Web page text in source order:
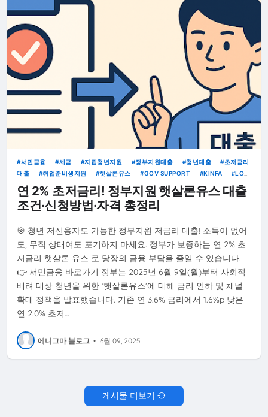
서민금융 세금 자립청년지원 정부지원대출 청년대출
초저금리
대출
취업준비생지원 햇살론유스 GOV SUPPORT KINFA
LOW
INTEREST
YOUTH LOAN
연 2% 초저금리! 정부지원 햇살론유스 대출
조건·신청방법·자격 총정리
🎯 청년 저신용자도 가능한 정부지원 저금리 대출! 소득이 없어
도, 무직 상태여도 포기하지 마세요. 정부가 보증하는 연 2% 초
저금리 햇살론 유스 로 당장의 금융 부담을 줄일 수 있습니다.
👉 서민금융 바로가기 정부는 2025년 6월 9일(월)부터 사회적
배려 대상 청년을 위한 ‘햇살론유스’에 대해 금리 인하 및 채널
확대 정책을 발표했습니다. 기존 연 3.6% 금리에서 1.6%p 낮은
연 2.0% 초저…
에니그마 블로그 • 6월 09, 2025
게시물 더보기